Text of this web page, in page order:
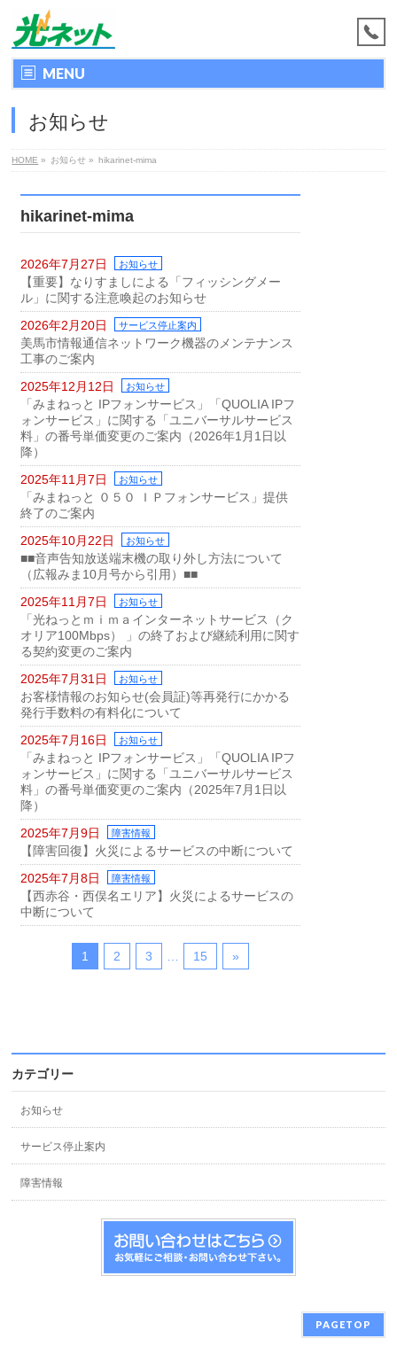
MENU
お知らせ
HOME » お知らせ » hikarinet-mima
hikarinet-mima
2026年7月27日 お知らせ
【重要】なりすましによる「フィッシングメー
ル」に関する注意喚起のお知らせ
2026年2月20日
サービス停止案内
美馬市情報通信ネットワーク機器のメンテナンス
工事のご案内
2025年12月12日
お知らせ
「みまねっと IPフォンサービス」「QUOLIA IPフ
ォンサービス」に関する「ユニバーサルサービス
料」の番号単価変更のご案内（2026年1月1日以
降）
2025年11月7日
お知らせ
「みまねっと ０５０ ＩＰフォンサービス」提供
終了のご案内
2025年10月22日
お知らせ
■■音声告知放送端末機の取り外し方法について
（広報みま10月号から引用）■■
2025年11月7日
お知らせ
「光ねっとｍｉｍａインターネットサービス（ク
オリア100Mbps） 」の終了および継続利用に関す
る契約変更のご案内
2025年7月31日
お知らせ
お客様情報のお知らせ(会員証)等再発行にかかる
発行手数料の有料化について
2025年7月16日
お知らせ
「みまねっと IPフォンサービス」「QUOLIA IPフ
ォンサービス」に関する「ユニバーサルサービス
料」の番号単価変更のご案内（2025年7月1日以
降）
2025年7月9日
障害情報
【障害回復】火災によるサービスの中断について
2025年7月8日
障害情報
【西赤谷・西俣名エリア】火災によるサービスの
中断について
1 2 3 15 »
カテゴリー
お知らせ
サービス停止案内
障害情報
PAGETOP